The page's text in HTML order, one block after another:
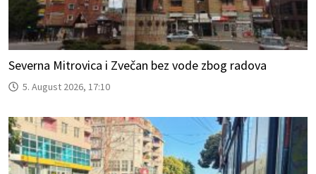
Severna Mitrovica i Zvečan bez vode zbog radova
5. August 2026, 17:10